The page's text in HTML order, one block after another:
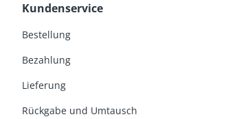
Kundenservice
Bestellung
Bezahlung
Lieferung
Rückgabe und Umtausch